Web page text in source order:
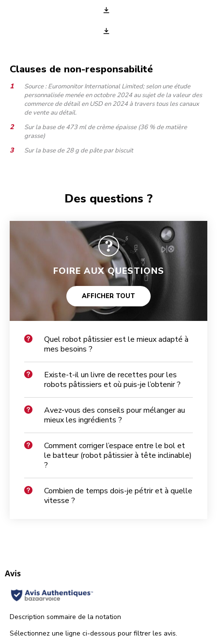
Clauses de non-responsabilité
Source : Euromonitor International Limited; selon une étude
personnalisée menée en octobre 2024 au sujet de la valeur des
commerce de détail en USD en 2024 à travers tous les canaux
de vente au détail.
Sur la base de 473 ml de crème épaisse (36 % de matière
grasse)
Sur la base de 28 g de pâte par biscuit
Des questions ?
FOIRE AUX QUESTIONS
AFFICHER TOUT
Quel robot pâtissier est le mieux adapté à
mes besoins ?
Existe-t-il un livre de recettes pour les
robots pâtissiers et où puis-je l’obtenir ?
Avez-vous des conseils pour mélanger au
mieux les ingrédients ?
Comment corriger l’espace entre le bol et
le batteur (robot pâtissier à tête inclinable)
?
Combien de temps dois-je pétrir et à quelle
vitesse ?